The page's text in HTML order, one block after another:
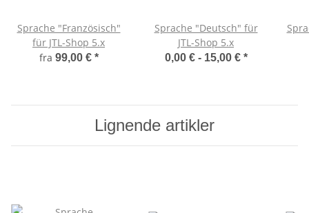
Sprache "Französisch"
für JTL-Shop 5.x
fra 99,00 € *
Sprache "Deutsch" für
JTL-Shop 5.x
0,00 € - 15,00 € *
Lignende artikler